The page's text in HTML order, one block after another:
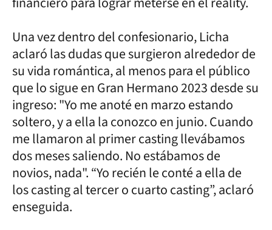
Una vez dentro del confesionario, Licha
aclaró las dudas que surgieron alrededor de
su vida romántica, al menos para el público
que lo sigue en Gran Hermano 2023 desde su
ingreso: "Yo me anoté en marzo estando
soltero, y a ella la conozco en junio. Cuando
me llamaron al primer casting llevábamos
dos meses saliendo. No estábamos de
novios, nada". “Yo recién le conté a ella de
los casting al tercer o cuarto casting”, aclaró
enseguida.